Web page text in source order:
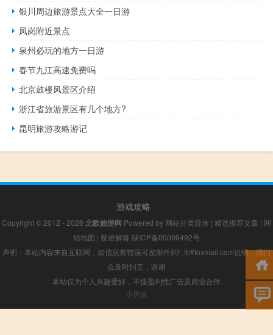
银川周边旅游景点大全一日游
凤岗附近景点
泉州必玩的地方一日游
春节九江高速免费吗
北京鼓楼风景区介绍
浙江省旅游景区有几个地方?
昆明旅游攻略游记
游戏攻略
Copyright © 2012 - 2026 北欧旅游网 Powered by 网站分类目录 | 精选推荐文章 | 网
站地图 | 疑难解答 陕ICP备05009492号
声明：本站内容来自互联网，如信息有错误可发邮件到f_fb#foxmail.com说明，我们
会及时纠正，谢谢
本站仅为个人兴趣爱好，不接盈利性广告及商业合作
小男孩